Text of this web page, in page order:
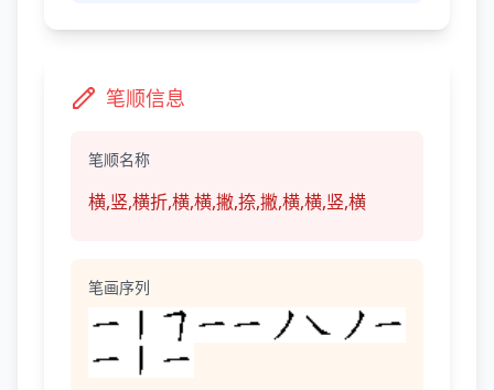
笔顺信息
笔顺名称
横,竖,横折,横,横,撇,捺,撇,横,横,竖,横
笔画序列